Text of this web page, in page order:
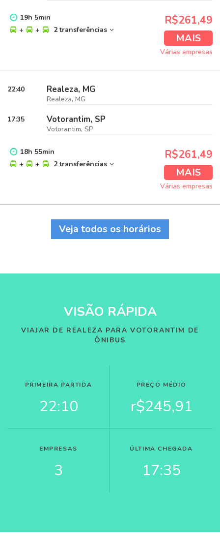
19h 5min
+
+ 2 transferências
R$261,49
MAIS
Várias empresas
22:40 Realeza, MG
Realeza, MG
17:35 Votorantim, SP
Votorantim, SP
18h 55min
+
+ 2 transferências
R$261,49
MAIS
Várias empresas
Veja todos os horários
VISÃO RÁPIDA
VIAJAR DE REALEZA PARA VOTORANTIM DE
ÔNIBUS
PRIMEIRA PARTIDA
22:10
PREÇO MÉDIO
r$245,91
EMPRESAS
3
ÚLTIMA CHEGADA
17:35